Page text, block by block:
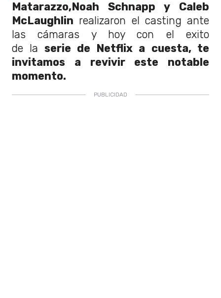
Matarazzo,Noah Schnapp y Caleb
McLaughlin realizaron el casting ante
las cámaras y hoy con el exito
de la serie de Netflix a cuesta, te
invitamos a revivir este notable
momento.